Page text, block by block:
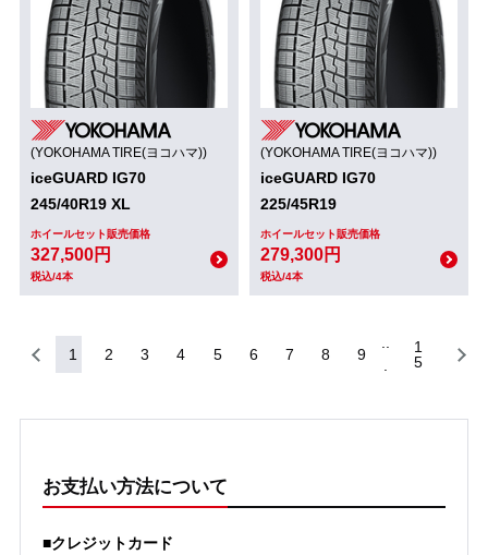
(YOKOHAMA TIRE(ヨコハマ))
iceGUARD IG70
245/40R19 XL
ホイールセット販売価格
327,500円
税込/4本
(YOKOHAMA TIRE(ヨコハマ))
iceGUARD IG70
225/45R19
ホイールセット販売価格
279,300円
税込/4本
1 2 3 4 5 6 7 8 9
1
5
お支払い方法について
■クレジットカード